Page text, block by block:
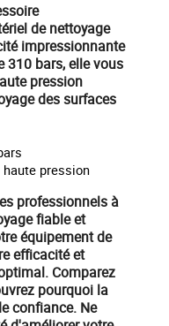
de nettoyage
impressionnante
310 bars, elle vous
pression
des surfaces
pression
professionnels à
fiable et
équipement de
efficacité et
Comparez
pourquoi la
confiance. Ne